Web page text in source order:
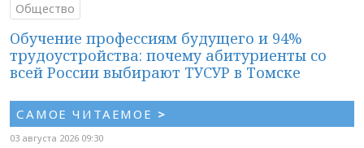
Общество
Обучение профессиям будущего и 94%
трудоустройства: почему абитуриенты со
всей России выбирают ТУСУР в Томске
САМОЕ ЧИТАЕМОЕ >
03 августа 2026 09:30